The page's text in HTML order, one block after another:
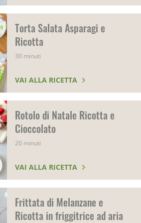
Torta Salata Asparagi e
Ricotta
30 minuti
VAI ALLA RICETTA
Rotolo di Natale Ricotta e
Cioccolato
20 minuti
VAI ALLA RICETTA
Frittata di Melanzane e
Ricotta in friggitrice ad aria